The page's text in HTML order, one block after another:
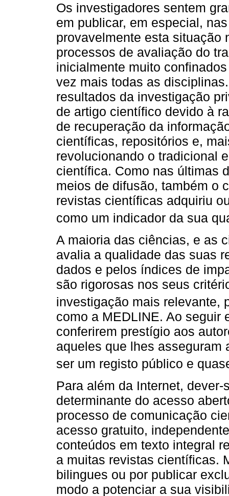
Os investigadores sentem
em publicar, em especial,
provavelmente esta situação
processos de avaliação do
inicialmente muito
vez mais todas as
resultados da investigação
de artigo científico devido à
de recuperação da
científicas, repositórios e,
revolucionando o tradicional
científica. Como nas últimas
meios de difusão, também o
revistas científicas adquiriu
como um indicador da sua
A maioria das ciências, e as
avalia a qualidade das suas
dados e pelos índices de
são rigorosas nos seus
investigação mais relevante,
como a MEDLINE. Ao seguir
conferirem prestígio aos
aqueles que lhes asseguram
ser um registo público e
Para além da Internet,
determinante do acesso
processo de comunicação
acesso gratuito,
conteúdos em texto integral
a muitas revistas científicas.
bilingues ou por publicar
modo a potenciar a sua